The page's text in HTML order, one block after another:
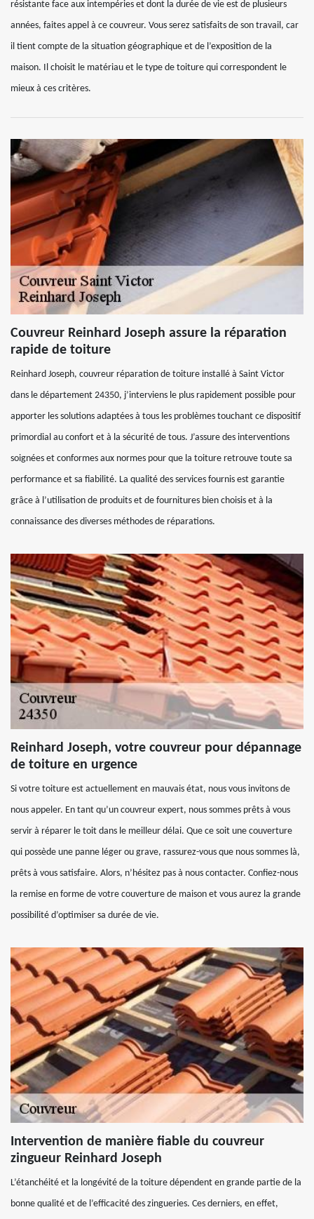
résistante face aux intempéries et dont la durée de vie est de plusieurs
années, faites appel à ce couvreur. Vous serez satisfaits de son travail, car
il tient compte de la situation géographique et de l’exposition de la
maison. Il choisit le matériau et le type de toiture qui correspondent le
mieux à ces critères.
Couvreur Reinhard Joseph assure la réparation
rapide de toiture
Reinhard Joseph, couvreur réparation de toiture installé à Saint Victor
dans le département 24350, j’interviens le plus rapidement possible pour
apporter les solutions adaptées à tous les problèmes touchant ce dispositif
primordial au confort et à la sécurité de tous. J’assure des interventions
soignées et conformes aux normes pour que la toiture retrouve toute sa
performance et sa fiabilité. La qualité des services fournis est garantie
grâce à l’utilisation de produits et de fournitures bien choisis et à la
connaissance des diverses méthodes de réparations.
Reinhard Joseph, votre couvreur pour dépannage
de toiture en urgence
Si votre toiture est actuellement en mauvais état, nous vous invitons de
nous appeler. En tant qu’un couvreur expert, nous sommes prêts à vous
servir à réparer le toit dans le meilleur délai. Que ce soit une couverture
qui possède une panne léger ou grave, rassurez-vous que nous sommes là,
prêts à vous satisfaire. Alors, n’hésitez pas à nous contacter. Confiez-nous
la remise en forme de votre couverture de maison et vous aurez la grande
possibilité d’optimiser sa durée de vie.
Intervention de manière fiable du couvreur
zingueur Reinhard Joseph
L’étanchéité et la longévité de la toiture dépendent en grande partie de la
bonne qualité et de l’efficacité des zingueries. Ces derniers, en effet,